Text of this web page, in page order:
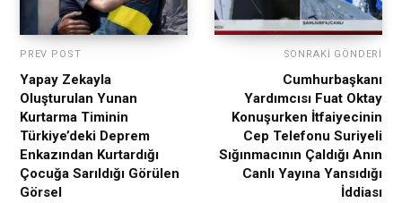
PREV POST
Yapay Zekayla
Oluşturulan Yunan
Kurtarma Timinin
Türkiye’deki Deprem
Enkazından Kurtardığı
Çocuğa Sarıldığı Görülen
Görsel
SONRAKI GÖNDERI
Cumhurbaşkanı
Yardımcısı Fuat Oktay
Konuşurken İtfaiyecinin
Cep Telefonu Suriyeli
Sığınmacının Çaldığı Anın
Canlı Yayına Yansıdığı
İddiası